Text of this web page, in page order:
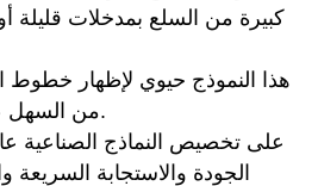
كبيرة من السلع بمدخلات قليلة
هذا النموذج حيوي لإظهار خطوط
من السهل على العملاء فهم الجميع.
الجودة والاستجابة